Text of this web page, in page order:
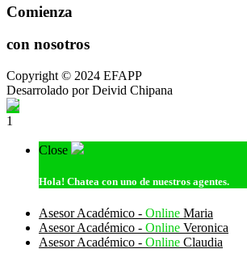
Comienza
con nosotros
Copyright © 2024 EFAPP
Desarrolado por Deivid Chipana
1
Close
Hola! Chatea con uno de nuestros agentes.
Asesor Académico - Online Maria
Asesor Académico - Online Veronica
Asesor Académico - Online Claudia